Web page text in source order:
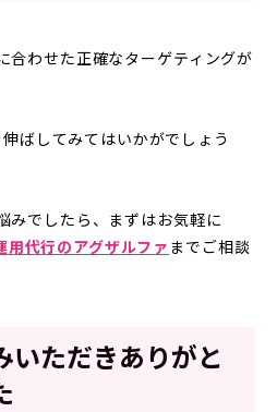
わせた正確なターゲティングが
ばしてみてはいかがでしょう
でしたら、まずはお気軽に
代行のアグザルファ までご相談
いただきありがと